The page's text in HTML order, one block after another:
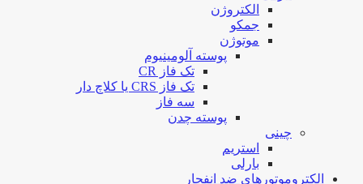
الکتروژن
جمکو
موتوژن
پوسته آلومینیوم
تک فاز CR
تک فاز CRS یا کلاچ دار
سه فاز
پوسته چدن
چینی
استریم
بارلی
الکتروموتورهای ضد انفجار